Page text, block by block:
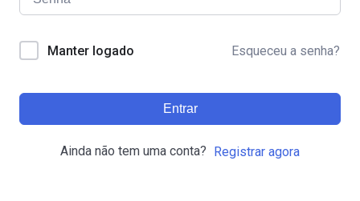
Manter logado Esqueceu a senha?
Entrar
Ainda não tem uma conta? Registrar agora